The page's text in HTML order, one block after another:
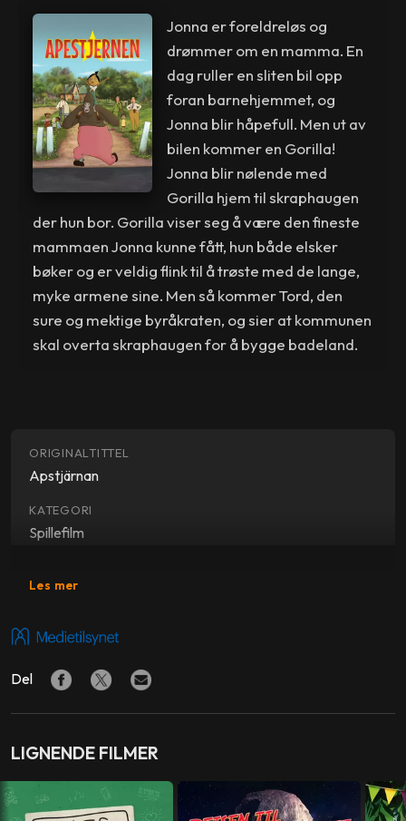
Jonna er foreldreløs og
drømmer om en mamma. En
dag ruller en sliten bil opp
foran barnehjemmet, og
Jonna blir håpefull. Men ut av
bilen kommer en Gorilla!
Jonna blir nølende med
Gorilla hjem til skraphaugen
der hun bor. Gorilla viser seg å være den fineste
mammaen Jonna kunne fått, hun både elsker
bøker og er veldig flink til å trøste med de lange,
myke armene sine. Men så kommer Tord, den
sure og mektige byråkraten, og sier at kommunen
skal overta skraphaugen for å bygge badeland.
ORIGINALTITTEL
Apstjärnan
KATEGORI
Spillefilm
Barnefilm
FORFATTER
Linda Hambäck
Linda Hambäck
Les mer
Del
LIGNENDE FILMER